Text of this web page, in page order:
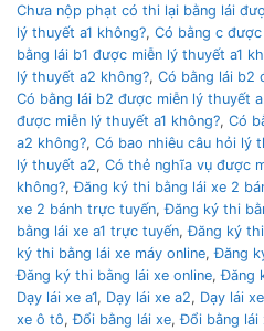
Chưa nộp phạt có thi lại bằng lái
lý thuyết a1 không?, Có bằng c
bằng lái b1 được miễn lý thuyết a1
lý thuyết a2 không?, Có bằng lái b2
Có bằng lái b2 được miễn lý thuyết
được miễn lý thuyết a1 không?, Có
a2 không?, Có bao nhiêu câu hỏi lý
lý thuyết a2, Có thẻ nghĩa vụ được
không?,Đăng ký thi bằng lái xe 2
xe 2 bánh trực tuyến,Đăng ký thi
bằng lái xe a1 trực tuyến,Đăng ký
ký thi bằng lái xe máy online,Đăng
Đăng ký thi bằng lái xe online,Đăng
Dạy lái xe a1, Dạy lái xe a2, Dạy lái
xe ô tô,Đổi bằng lái xe,Đổi bằng lái